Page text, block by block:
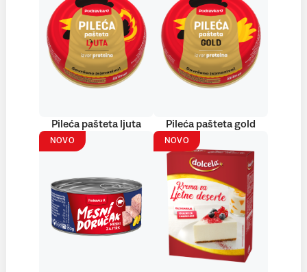
Pileća pašteta ljuta Pileća pašteta gold
NOVO NOVO